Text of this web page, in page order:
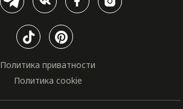
Политика приватности
Политика cookie